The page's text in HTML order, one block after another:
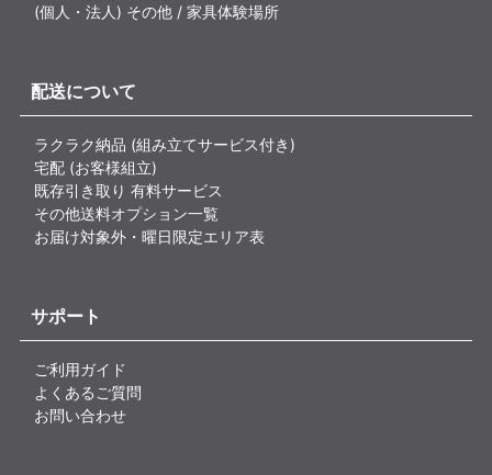
(個人・法人) その他 / 家具体験場所
配送について
ラクラク納品 (組み立てサービス付き)
宅配 (お客様組立)
既存引き取り 有料サービス
その他送料オプション一覧
お届け対象外・曜日限定エリア表
サポート
ご利用ガイド
よくあるご質問
お問い合わせ